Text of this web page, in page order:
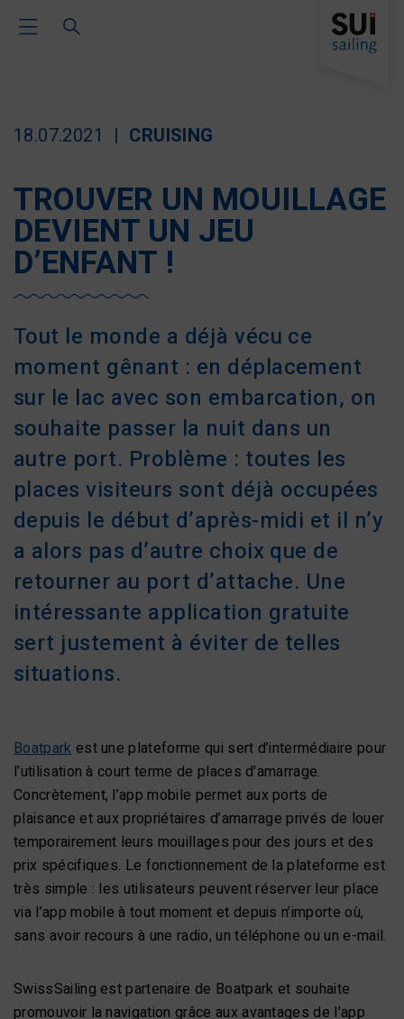
Toggle Main Navigation
18.07.2021 CRUISING
TROUVER UN MOUILLAGE
DEVIENT UN JEU
D’ENFANT !
Tout le monde a déjà vécu ce
moment gênant : en déplacement
sur le lac avec son embarcation, on
souhaite passer la nuit dans un
autre port. Problème : toutes les
places visiteurs sont déjà occupées
depuis le début d’après-midi et il n’y
a alors pas d’autre choix que de
retourner au port d’attache. Une
intéressante application gratuite
sert justement à éviter de telles
situations.
Boatpark est une plateforme qui sert d’intermédiaire pour
l’utilisation à court terme de places d’amarrage.
Concrètement, l’app mobile permet aux ports de
plaisance et aux propriétaires d’amarrage privés de louer
temporairement leurs mouillages pour des jours et des
prix spécifiques. Le fonctionnement de la plateforme est
très simple : les utilisateurs peuvent réserver leur place
via l’app mobile à tout moment et depuis n’importe où,
sans avoir recours à une radio, un téléphone ou un e-mail.
SwissSailing est partenaire de Boatpark et souhaite
promouvoir la navigation grâce aux avantages de l’app